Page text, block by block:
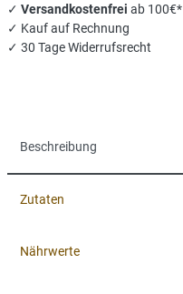
✓ Versandkostenfrei ab 100€*
✓ Kauf auf Rechnung
✓ 30 Tage Widerrufsrecht
Beschreibung
Zutaten
Nährwerte